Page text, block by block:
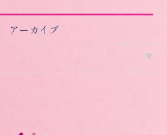
アーカイブ